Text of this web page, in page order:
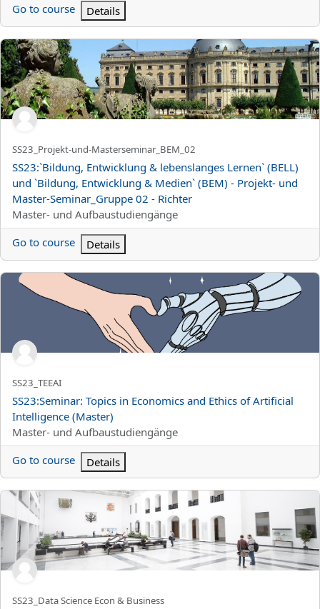
Go to course
Details
SS23:`Bildung, Entwicklung &amp; lebenslanges Lernen`
Titolo abbreviato del corso
SS23_Projekt-und-Masterseminar_BEM_02
Titolo del corso
SS23:`Bildung, Entwicklung & lebenslanges Lernen` (BELL)
und `Bildung, Entwicklung & Medien` (BEM) - Projekt- und
Master-Seminar_Gruppe 02 - Richter
Categoria di corsi
Master- und Aufbaustudiengänge
Go to course
Details
SS23:Seminar: Topics in Economics and Ethics of Artificial
Titolo abbreviato del corso
SS23_TEEAI
Titolo del corso
SS23:Seminar: Topics in Economics and Ethics of Artificial
Intelligence (Master)
Categoria di corsi
Master- und Aufbaustudiengänge
Go to course
Details
SS23: Data Science in Economics and Business (Topics in Data
Titolo abbreviato del corso
SS23_Data Science Econ & Business